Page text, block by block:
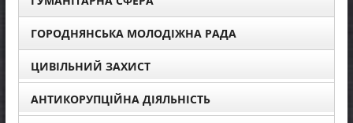
ГОРОДНЯНСЬКА МОЛОДІЖНА РАДА
ЦИВІЛЬНИЙ ЗАХИСТ
АНТИКОРУПЦІЙНА ДІЯЛЬНІСТЬ